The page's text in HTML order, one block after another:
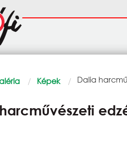
Képek Current:
Dalia